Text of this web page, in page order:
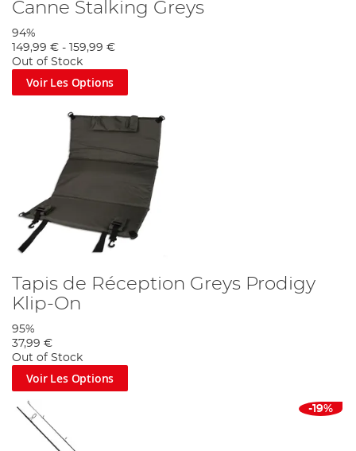
Canne Stalking Greys
94%
149,99 € - 159,99 €
Out of Stock
Voir Les Options
Tapis de Réception Greys Prodigy
Klip-On
95%
37,99 €
Out of Stock
Voir Les Options
-19%